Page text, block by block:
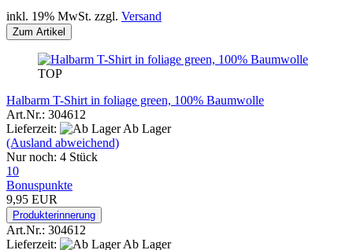
inkl. 19% MwSt. zzgl. Versand
Zum Artikel
TOP
Halbarm T-Shirt in foliage green, 100% Baumwolle
Art.Nr.: 304612
Lieferzeit:
Ab Lager
(Ausland abweichend)
Nur noch: 4 Stück
10
Bonuspunkte
9,95 EUR
Produkterinnerung
Art.Nr.: 304612
Lieferzeit:
Ab Lager